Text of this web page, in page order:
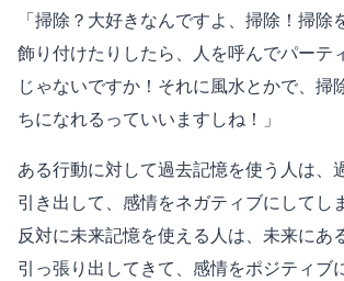
「掃除？大好きなんですよ、掃除！掃除
飾り付けたりしたら、人を呼んでパーテ
じゃないですか！それに風水とかで、掃
ちになれるっていいますしね！」
ある行動に対して過去記憶を使う人は、
引き出して、感情をネガティブにしてし
反対に未来記憶を使える人は、未来にあ
引っ張り出してきて、感情をポジティブ